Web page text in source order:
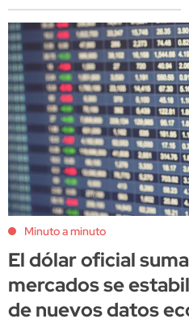
Minuto a minuto
El dólar oficial
mercados se
de nuevos datos